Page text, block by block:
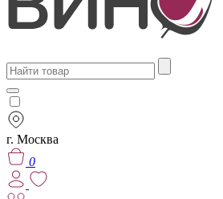
г. Москва
0